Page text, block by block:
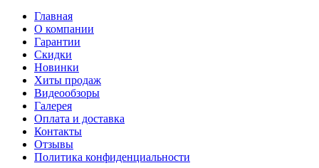
Главная
О компании
Гарантии
Скидки
Новинки
Хиты продаж
Видеообзоры
Галерея
Оплата и доставка
Контакты
Отзывы
Политика конфиденциальности